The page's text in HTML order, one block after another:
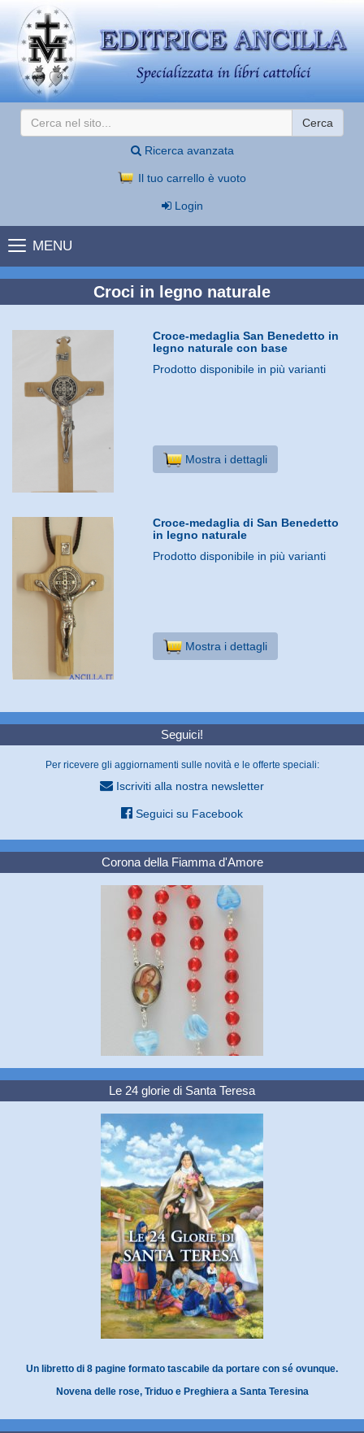
Cerca
Ricerca avanzata
Il tuo carrello è vuoto
Login
MENU
Croci in legno naturale
Croce-medaglia San Benedetto in
legno naturale con base
Prodotto disponibile in più varianti
Mostra i dettagli
Croce-medaglia di San Benedetto
in legno naturale
Prodotto disponibile in più varianti
Mostra i dettagli
Seguici!
Per ricevere gli aggiornamenti sulle novità e le offerte speciali:
Iscriviti alla nostra newsletter
Seguici su Facebook
Corona della Fiamma d'Amore
Le 24 glorie di Santa Teresa
Un libretto di 8 pagine formato tascabile da portare con sé ovunque.
Novena delle rose, Triduo e Preghiera a Santa Teresina